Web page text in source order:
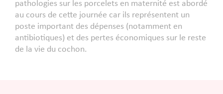
pathologies sur les porcelets en maternité est abordé
au cours de cette journée car ils représentent un
poste important des dépenses (notamment en
antibiotiques) et des pertes économiques sur le reste
de la vie du cochon.